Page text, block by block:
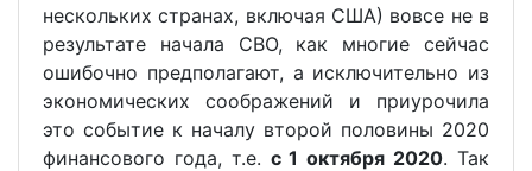
нескольких странах, включая США) вовсе не в
результате начала СВО, как многие сейчас
ошибочно предполагают, а исключительно из
экономических соображений и приурочила
это событие к началу второй половины 2020
финансового года, т.е. с 1 октября 2020. Так